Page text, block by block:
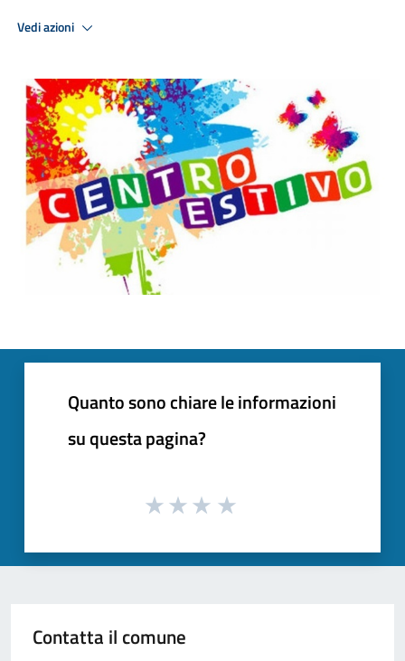
Vedi azioni
Quanto sono chiare le informazioni
su questa pagina?
Contatta il comune